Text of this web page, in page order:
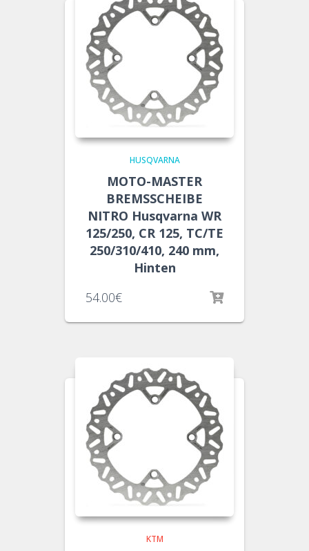
HUSQVARNA
MOTO-MASTER
BREMSSCHEIBE
NITRO Husqvarna WR
125/250, CR 125, TC/TE
250/310/410, 240 mm,
Hinten
54.00€
KTM